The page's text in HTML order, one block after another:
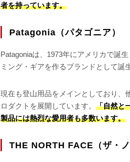
者を持っています。
Patagonia（パタゴニア）
Patagoniaは、1973年にアメリカで誕
ミング・ギアを作るブランドとして誕
現在も登山用品をメインとしており、
ロダクトを展開しています。 「自然と
製品には熱烈な愛用者も多数います。
THE NORTH FACE（ザ・ノ